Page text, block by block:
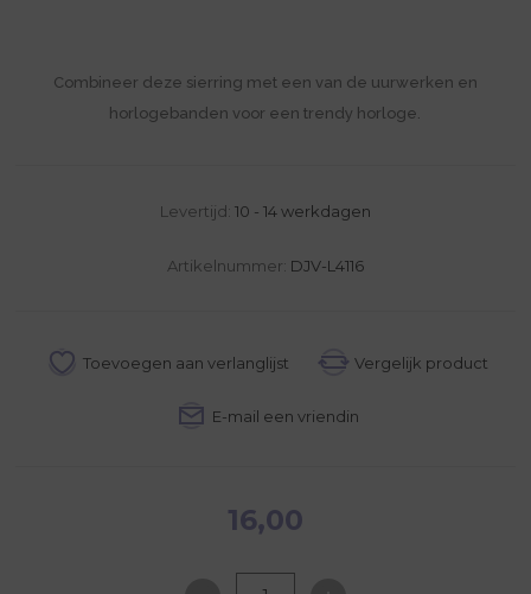
Combineer deze sierring met een van de uurwerken en
horlogebanden voor een trendy horloge.
Levertijd: 10 - 14 werkdagen
Artikelnummer: DJV-L4116
16,00